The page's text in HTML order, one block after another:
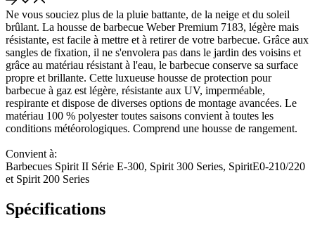
Ne vous souciez plus de la pluie battante, de la neige et du soleil
brûlant. La housse de barbecue Weber Premium 7183, légère mais
résistante, est facile à mettre et à retirer de votre barbecue. Grâce aux
sangles de fixation, il ne s'envolera pas dans le jardin des voisins et
grâce au matériau résistant à l'eau, le barbecue conserve sa surface
propre et brillante. Cette luxueuse housse de protection pour
barbecue à gaz est légère, résistante aux UV, imperméable,
respirante et dispose de diverses options de montage avancées. Le
matériau 100 % polyester toutes saisons convient à toutes les
conditions météorologiques. Comprend une housse de rangement.
Convient à:
Barbecues Spirit II Série E-300, Spirit 300 Series, SpiritE0-210/220
et Spirit 200 Series
Spécifications